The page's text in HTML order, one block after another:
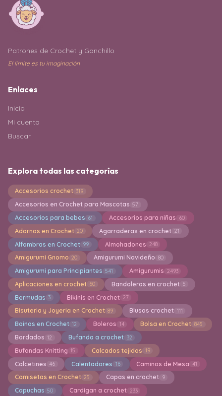
Patrones de Crochet y Ganchillo
El límite es tu imaginación
Enlaces
Inicio
Mi cuenta
Buscar
Explora todas las categorías
Accesorios crochet 319
Accesorios en Crochet para Mascotas 57
Accesorios para bebes 61 Accesorios para niñas 60
Adornos en Crochet 20 Agarraderas en crochet 21
Alfombras en Crochet 99 Almohadones 248
Amigurumi Gnomo 20 Amigurumi Navideño 80
Amigurumi para Principiantes 541 Amigurumis 2493
Aplicaciones en crochet 60 Bandoleras en crochet 5
Bermudas 3 Bikinis en Crochet 27
Bisuteria y Joyeria en Crochet 89 Blusas crochet 111
Boinas en Crochet 12 Boleros 14 Bolsa en Crochet 845
Bordados 12 Bufanda a crochet 32
Bufandas Knitting 15 Calcados tejidos 19
Calcetines 46 Calentadores 16 Caminos de Mesa 41
Camisetas en Crochet 25 Capas en crochet 9
Capuchas 50 Cardigan a crochet 233